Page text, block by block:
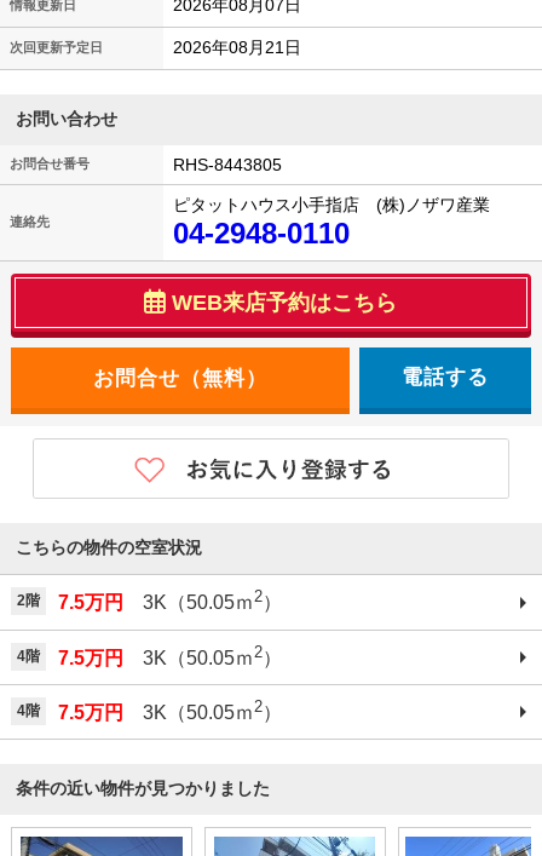
情報更新日 2026年08月07日
次回更新予定日 2026年08月21日
お問い合わせ
お問合せ番号 RHS-8443805
連絡先
ピタットハウス小手指店 (株)ノザワ産業
04-2948-0110
WEB来店予約はこちら
電話する
こちらの物件の空室状況
2階 7.5万円 3K（50.05ｍ2）
4階 7.5万円 3K（50.05ｍ 2）
4階 7.5万円 3K（50.05ｍ2）
条件の近い物件が見つかりました